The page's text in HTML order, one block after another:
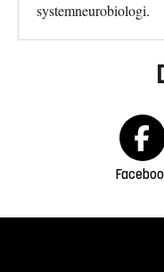
systemneurobiologi.